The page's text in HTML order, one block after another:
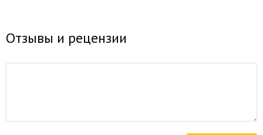
Отзывы и рецензии